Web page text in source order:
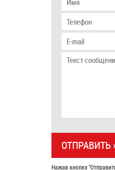
Нажав кнопку